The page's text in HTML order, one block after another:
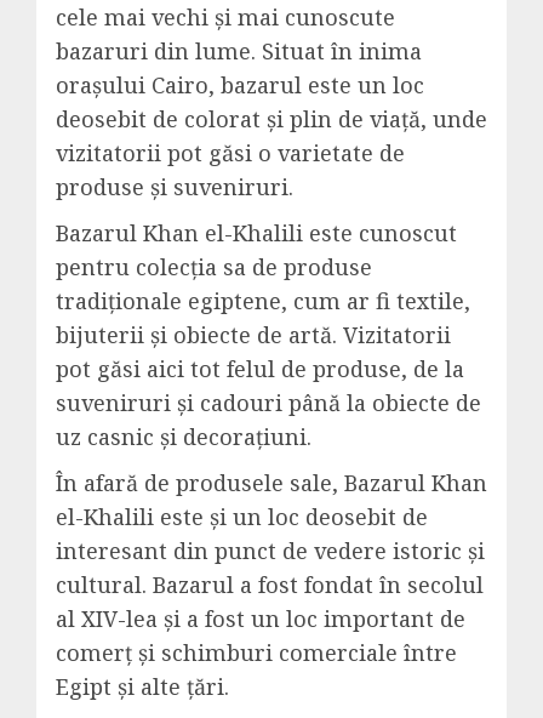
cele mai vechi și mai cunoscute
bazaruri din lume. Situat în inima
orașului Cairo, bazarul este un loc
deosebit de colorat și plin de viață, unde
vizitatorii pot găsi o varietate de
produse și suveniruri.
Bazarul Khan el-Khalili este cunoscut
pentru colecția sa de produse
tradiționale egiptene, cum ar fi textile,
bijuterii și obiecte de artă. Vizitatorii
pot găsi aici tot felul de produse, de la
suveniruri și cadouri până la obiecte de
uz casnic și decorațiuni.
În afară de produsele sale, Bazarul Khan
el-Khalili este și un loc deosebit de
interesant din punct de vedere istoric și
cultural. Bazarul a fost fondat în secolul
al XIV-lea și a fost un loc important de
comerț și schimburi comerciale între
Egipt și alte țări.